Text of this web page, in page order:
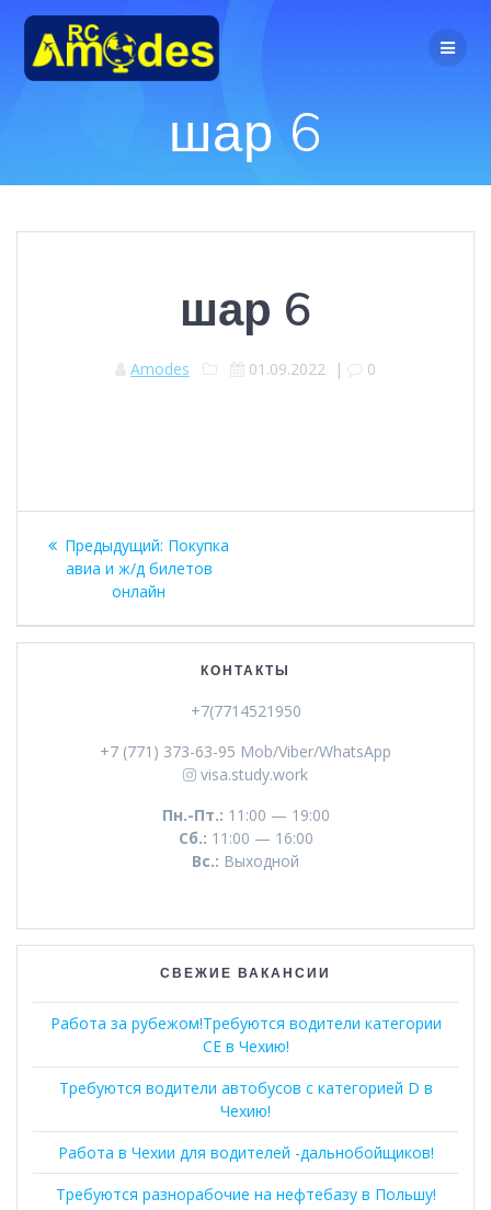
шар 6
шар 6
Amodes 01.09.2022 | 0
Навигация
записям
Предыдущий: Предыдущая
запись:
Покупка
авиа и ж/д билетов
онлайн
КОНТАКТЫ
+7(7714521950
+7 (771) 373-63-95 Mob/Viber/WhatsApp
visa.study.work
Пн.-Пт.: 11:00 — 19:00
Сб.: 11:00 — 16:00
Вс.: Выходной
СВЕЖИЕ ВАКАНСИИ
Работа за рубежом!Требуются водители категории
СЕ в Чехию!
Требуются водители автобусов с категорией D в
Чехию!
Работа в Чехии для водителей -дальнобойщиков!
Требуются разнорабочие на нефтебазу в Польшу!